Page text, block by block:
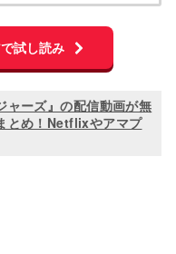
試し読み
ャーズ』の配信動画が無
とめ！Netflixやアマプ